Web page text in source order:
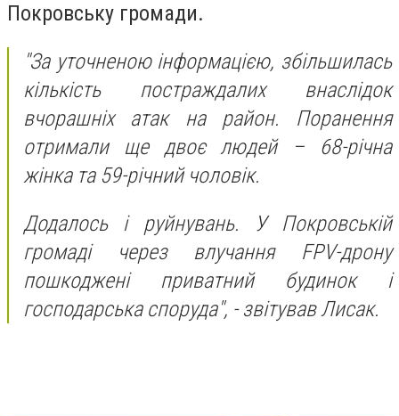
Покровську громади.
"За уточненою інформацією, збільшилась
кількість постраждалих внаслідок
вчорашніх атак на район. Поранення
отримали ще двоє людей – 68-річна
жінка та 59-річний чоловік.
Додалось і руйнувань. У Покровській
громаді через влучання FPV-дрону
пошкоджені приватний будинок і
господарська споруда", - звітував Лисак.